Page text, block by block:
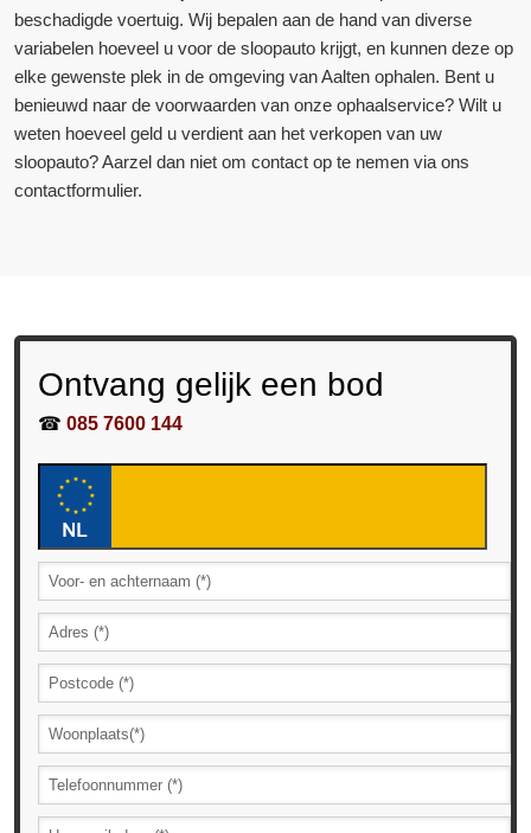
beschadigde voertuig. Wij bepalen aan de hand van diverse
variabelen hoeveel u voor de sloopauto krijgt, en kunnen deze op
elke gewenste plek in de omgeving van Aalten ophalen. Bent u
benieuwd naar de voorwaarden van onze ophaalservice? Wilt u
weten hoeveel geld u verdient aan het verkopen van uw
sloopauto? Aarzel dan niet om contact op te nemen via ons
contactformulier.
Ontvang gelijk een bod
☎ 085 7600 144